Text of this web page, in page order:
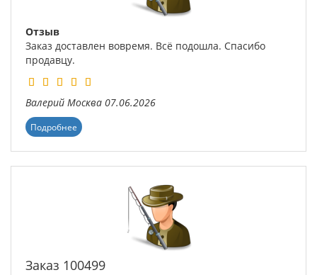
Отзыв
Заказ доставлен вовремя. Всё подошла. Спасибо
продавцу.
Валерий Москва 07.06.2026
Подробнее
Заказ 100499